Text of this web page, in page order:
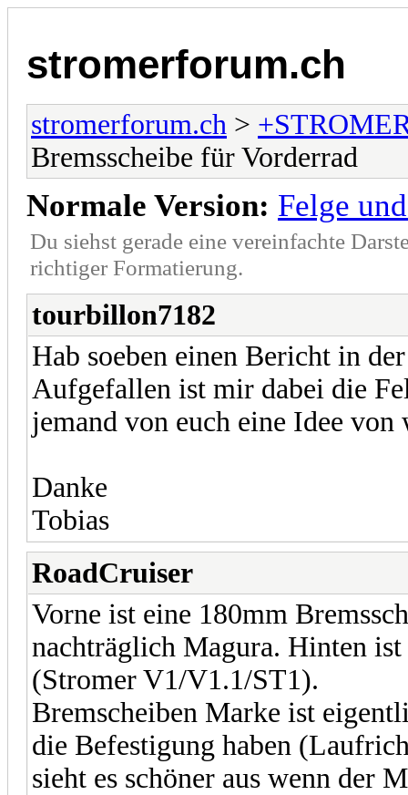
stromerforum.ch
stromerforum.ch >
Bremsscheibe für Vorderrad
Normale Version: Felge
Du siehst gerade eine vereinfachte
richtiger Formatierung.
tourbillon7182
Hab soeben einen Bericht in
Aufgefallen ist mir dabei die
jemand von euch eine Idee
Danke
Tobias
RoadCruiser
Vorne ist eine 180mm
nachträglich Magura. Hinten
(Stromer V1/V1.1/ST1).
Bremscheiben Marke ist
die Befestigung haben
sieht es schöner aus wenn der